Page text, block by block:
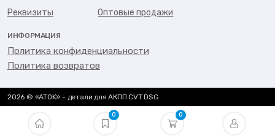
0 0
Реквизиты
Оптовые продажи
ИНФОРМАЦИЯ
Политика конфиденциальности
Политика возвратов
2026 © «ATOK» - детали для АКПП CVT DSG